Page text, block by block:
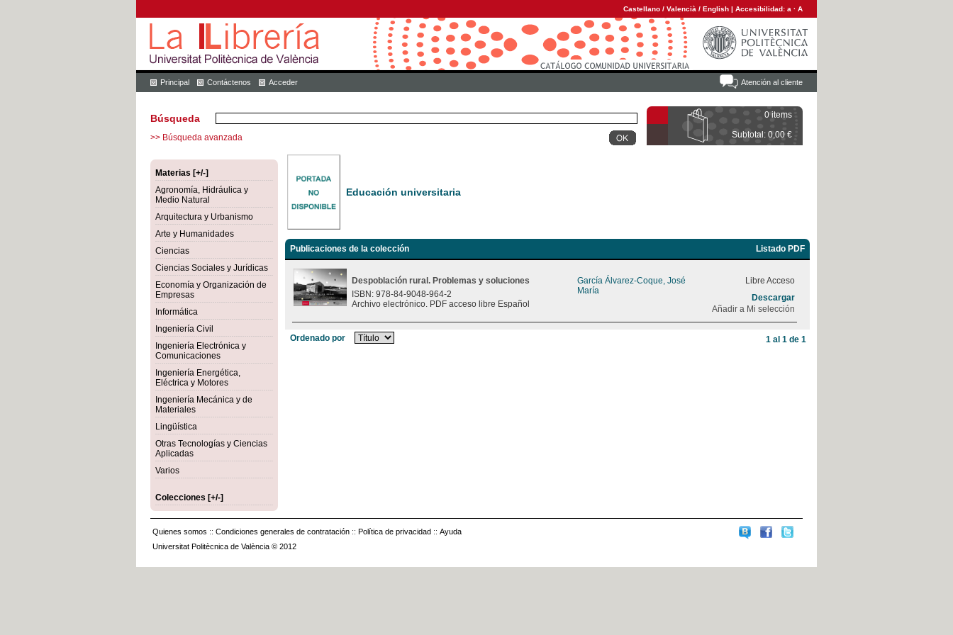
Castellano / Valencià / English | Accesibilidad: a · A
Atención al cliente
Principal Contáctenos Acceder
0 items
Subtotal: 0,00 €
Búsqueda
>> Búsqueda avanzada
Materias [+/-]
Agronomía, Hidráulica y
Medio Natural
Arquitectura y Urbanismo
Arte y Humanidades
Ciencias
Ciencias Sociales y Jurídicas
Economía y Organización de
Empresas
Informática
Ingeniería Civil
Ingeniería Electrónica y
Comunicaciones
Ingeniería Energética,
Eléctrica y Motores
Ingeniería Mecánica y de
Materiales
Lingüística
Otras Tecnologías y Ciencias
Aplicadas
Varios
Colecciones [+/-]
Educación universitaria
Publicaciones de la colección Listado PDF
Despoblación rural. Problemas y soluciones
ISBN: 978-84-9048-964-2
Archivo electrónico. PDF acceso libre Español
García Álvarez-Coque, José
María
Libre Acceso
Descargar
Añadir a Mi selección
Ordenado por 1 al 1 de 1
Quienes somos :: Condiciones generales de contratación :: Política de privacidad :: Ayuda
Universitat Politècnica de València © 2012